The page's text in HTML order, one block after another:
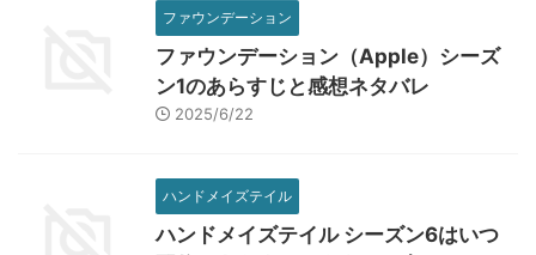
ファウンデーション
ファウンデーション（Apple）シーズ
ン1のあらすじと感想ネタバレ
2025/6/22
ハンドメイズテイル
ハンドメイズテイル シーズン6はいつ